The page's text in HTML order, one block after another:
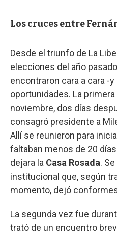
Los cruces entre
Desde el triunfo de La
elecciones del año
encontraron cara a cara -
oportunidades. La
noviembre, dos días
consagró presidente a
Allí se reunieron para
faltaban menos de 20
dejara la Casa Rosada.
institucional que, según
momento, dejó
La segunda vez fue
trató de un encuentro